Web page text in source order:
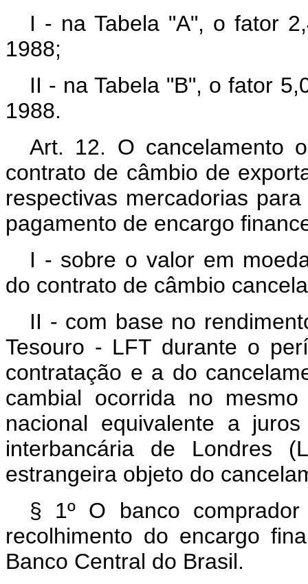
I - na Tabela "A", o fator
1988;
II - na Tabela "B", o fator
1988.
Art. 12. O cancelamento
contrato de câmbio de
respectivas mercadorias
pagamento de encargo
I - sobre o valor em
do contrato de câmbio
II - com base no
Tesouro - LFT durante o
contratação e a do
cambial ocorrida no
nacional equivalente a
interbancária de Londres
estrangeira objeto do
§ 1º O banco
recolhimento do encargo
Banco Central do Brasil.